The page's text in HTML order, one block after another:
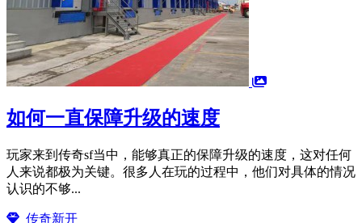
如何一直保障升级的速度
玩家来到传奇sf当中，能够真正的保障升级的速度，这对任何
人来说都极为关键。很多人在玩的过程中，他们对具体的情况
认识的不够...
传奇新开